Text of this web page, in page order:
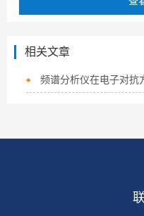
相关文章
频谱分析仪在电子对抗